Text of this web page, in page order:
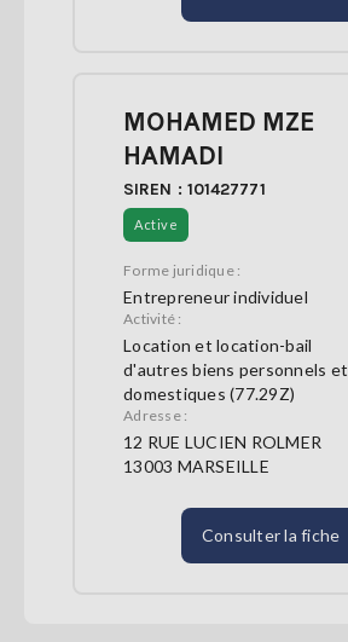
MOHAMED MZE
HAMADI
SIREN : 101427771
Active
Forme juridique :
Entrepreneur individuel
Activité :
Location et location-bail
d'autres biens personnels et
domestiques (77.29Z)
Adresse :
12 RUE LUCIEN ROLMER
13003 MARSEILLE
Consulter la fiche